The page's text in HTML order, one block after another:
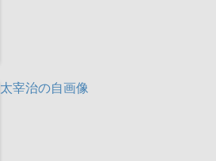
太宰治の自画像